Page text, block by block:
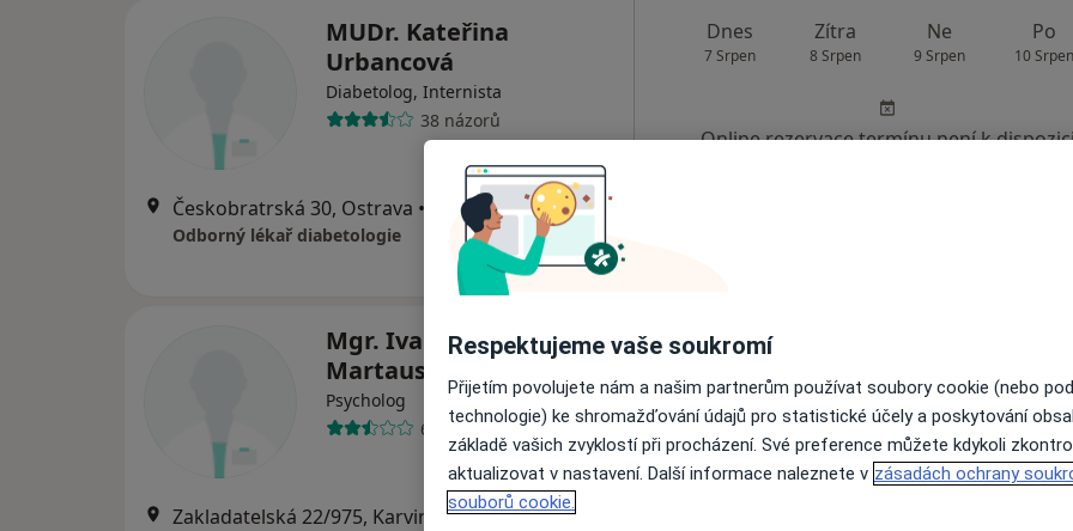
MUDr. Kateřina
Urbancová
Diabetolog, Internista
38 názorů
Českobratrská 30, Ostrava • Mapa
Odborný lékař diabetologie
Dnes
7 Srpen
Zítra
8 Srpen
Ne
9 Srpen
Po
10 Srpen
Online rezervace termínu není k
Mgr. Ivanka
Martausová
Psycholog
6 názorů
Zakladatelská 22/975, Karviná •Mapa
Dnes
Online rezervace termínu není k
Rezervovat termín
Respektujeme vaše soukromí
Přijetím povolujete nám a našim partnerům používat soubory cookie (nebo
technologie) ke shromažďování údajů pro statistické účely a poskytování
základě vašich zvyklostí při procházení. Své preference můžete kdykoli
aktualizovat v nastavení. Další informace naleznete v zásadách ochrany
souborů cookie.